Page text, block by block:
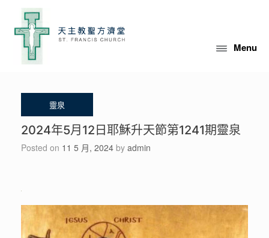
content
Menu
2024年5月12日耶穌升天節第1241期靈泉
Posted on 11 5 月, 2024 by admin